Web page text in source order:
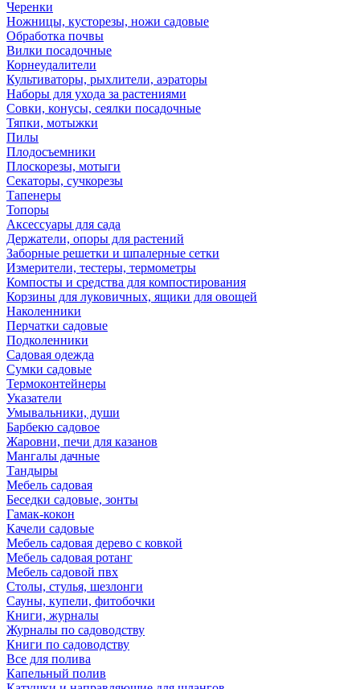
Черенки
Ножницы, кусторезы, ножи садовые
Обработка почвы
Вилки посадочные
Корнеудалители
Культиваторы, рыхлители, аэраторы
Наборы для ухода за растениями
Совки, конусы, сеялки посадочные
Тяпки, мотыжки
Пилы
Плодосъемники
Плоскорезы, мотыги
Секаторы, сучкорезы
Тапенеры
Топоры
Аксессуары для сада
Держатели, опоры для растений
Заборные решетки и шпалерные сетки
Измерители, тестеры, термометры
Компосты и средства для компостирования
Корзины для луковичных, ящики для овощей
Наколенники
Перчатки садовые
Подколенники
Садовая одежда
Сумки садовые
Термоконтейнеры
Указатели
Умывальники, души
Барбекю садовое
Жаровни, печи для казанов
Мангалы дачные
Тандыры
Мебель садовая
Беседки садовые, зонты
Гамак-кокон
Качели садовые
Мебель садовая дерево с ковкой
Мебель садовая ротанг
Мебель садовой пвх
Столы, стулья, шезлонги
Сауны, купели, фитобочки
Книги, журналы
Журналы по садоводству
Книги по садоводству
Все для полива
Капельный полив